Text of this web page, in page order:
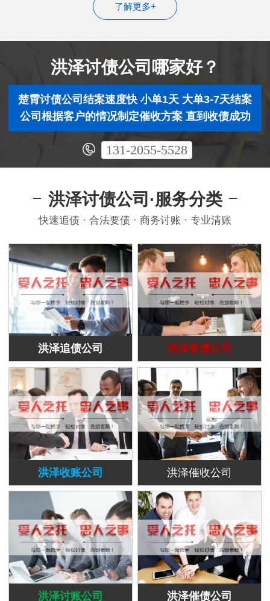
了解更多+
洪泽讨债公司哪家好？
楚霄讨债公司结案速度快 小单1天 大单3-7天结案
公司根据客户的情况制定催收方案 直到收债成功
131-2055-5528
洪泽讨债公司·服务分类
快速追债 · 合法要债 · 商务讨账 · 专业清账
洪泽追债公司 洪泽要债公司
洪泽收账公司 洪泽催收公司
洪泽讨账公司 洪泽催债公司